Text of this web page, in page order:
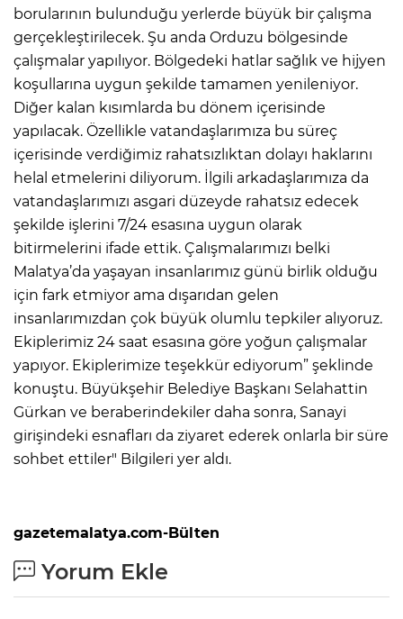
borularının bulunduğu yerlerde büyük bir çalışma
gerçekleştirilecek. Şu anda Orduzu bölgesinde
çalışmalar yapılıyor. Bölgedeki hatlar sağlık ve hijyen
koşullarına uygun şekilde tamamen yenileniyor.
Diğer kalan kısımlarda bu dönem içerisinde
yapılacak. Özellikle vatandaşlarımıza bu süreç
içerisinde verdiğimiz rahatsızlıktan dolayı haklarını
helal etmelerini diliyorum. İlgili arkadaşlarımıza da
vatandaşlarımızı asgari düzeyde rahatsız edecek
şekilde işlerini 7/24 esasına uygun olarak
bitirmelerini ifade ettik. Çalışmalarımızı belki
Malatya’da yaşayan insanlarımız günü birlik olduğu
için fark etmiyor ama dışarıdan gelen
insanlarımızdan çok büyük olumlu tepkiler alıyoruz.
Ekiplerimiz 24 saat esasına göre yoğun çalışmalar
yapıyor. Ekiplerimize teşekkür ediyorum” şeklinde
konuştu. Büyükşehir Belediye Başkanı Selahattin
Gürkan ve beraberindekiler daha sonra, Sanayi
girişindeki esnafları da ziyaret ederek onlarla bir süre
sohbet ettiler" Bilgileri yer aldı.
gazetemalatya.com-Bülten
Yorum Ekle